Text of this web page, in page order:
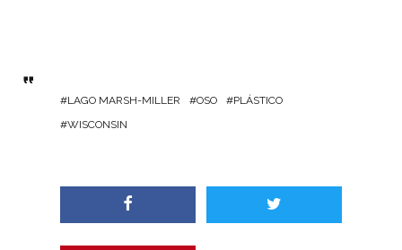
LAGO MARSH-MILLER OSO
PLÁSTICO
WISCONSIN